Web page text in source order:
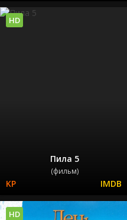
Пила 5
(фильм)
HD
HD